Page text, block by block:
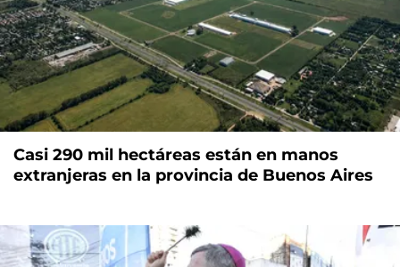
Casi 290 mil hectáreas están en manos
extranjeras en la provincia de Buenos Aires